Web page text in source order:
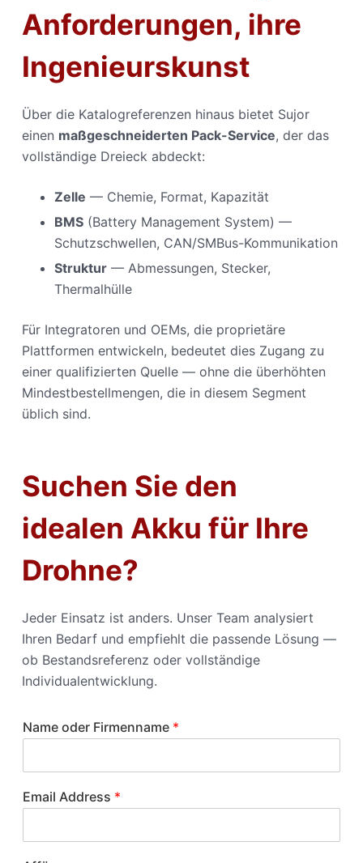
Anforderungen, ihre
Ingenieurskunst
Über die Katalogreferenzen hinaus bietet Sujor
einen maßgeschneiderten Pack-Service, der das
vollständige Dreieck abdeckt:
Zelle — Chemie, Format, Kapazität
BMS(Battery Management System) —
Schutzschwellen, CAN/SMBus-Kommunikation
Struktur— Abmessungen, Stecker,
Thermalhülle
Für Integratoren und OEMs, die proprietäre
Plattformen entwickeln, bedeutet dies Zugang zu
einer qualifizierten Quelle — ohne die überhöhten
Mindestbestellmengen, die in diesem Segment
üblich sind.
Suchen Sie den
idealen Akku für Ihre
Drohne?
Jeder Einsatz ist anders. Unser Team analysiert
Ihren Bedarf und empfiehlt die passende Lösung —
ob Bestandsreferenz oder vollständige
Individualentwicklung.
Name oder Firmenname *
Email Address *